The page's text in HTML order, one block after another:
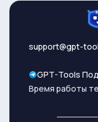
support@gpt-
GPT-Tools
Время работы